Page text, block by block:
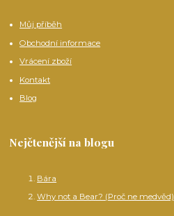
Můj příběh
Obchodní informace
Vrácení zboží
Kontakt
Blog
Nejčtenější na blogu
Bára
Why not a Bear? (Proč ne medvěd)